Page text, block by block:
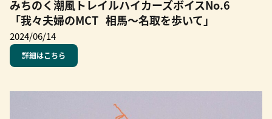
みちのく潮風トレイルハイカーズボイスNo.6
「我々夫婦のMCT 相馬〜名取を歩いて」
2024/06/14
詳細はこちら